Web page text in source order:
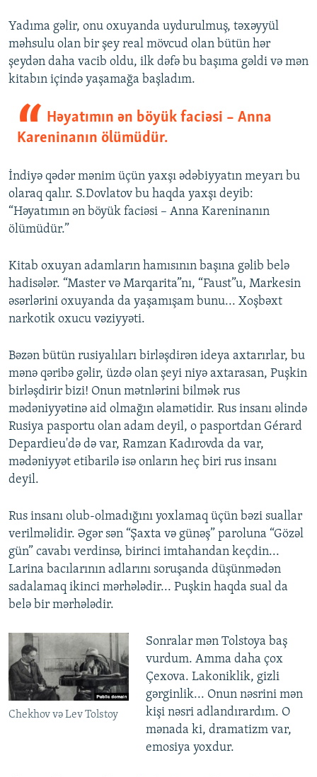
Yadıma gəlir, onu oxuyanda uydurulmuş, təxəyyül
məhsulu olan bir şey real mövcud olan bütün hər
şeydən daha vacib oldu, ilk dəfə bu başıma gəldi və mən
kitabın içində yaşamağa başladım.
Həyatımın ən böyük faciəsi – Anna
Kareninanın ölümüdür.
İndiyə qədər mənim üçün yaxşı ədəbiyyatın meyarı bu
olaraq qalır. S.Dovlatov bu haqda yaxşı deyib:
“Həyatımın ən böyük faciəsi – Anna Kareninanın
ölümüdür.”
Kitab oxuyan adamların hamısının başına gəlib belə
hadisələr. “Master və Marqarita”nı, “Faust”u, Markesin
əsərlərini oxuyanda da yaşamışam bunu... Xoşbəxt
narkotik oxucu vəziyyəti.
Bəzən bütün rusiyalıları birləşdirən ideya axtarırlar, bu
mənə qəribə gəlir, üzdə olan şeyi niyə axtarasan, Puşkin
birləşdirir bizi! Onun mətnlərini bilmək rus
mədəniyyətinə aid olmağın əlamətidir. Rus insanı əlində
Rusiya pasportu olan adam deyil, o pasportdan Gérard
Depardieu'də də var, Ramzan Kadırovda da var,
mədəniyyət etibarilə isə onların heç biri rus insanı
deyil.
Rus insanı olub-olmadığını yoxlamaq üçün bəzi suallar
verilməlidir. Əgər sən “Şaxta və günəş” paroluna “Gözəl
gün” cavabı verdinsə, birinci imtahandan keçdin...
Larina bacılarının adlarını soruşanda düşünmədən
sadalamaq ikinci mərhələdir... Puşkin haqda sual da
belə bir mərhələdir.
Chekhov və Lev Tolstoy
Sonralar mən Tolstoya baş
vurdum. Amma daha çox
Çexova. Lakoniklik, gizli
gərginlik... Onun nəsrini mən
kişi nəsri adlandırardım. O
mənada ki, dramatizm var,
emosiya yoxdur.